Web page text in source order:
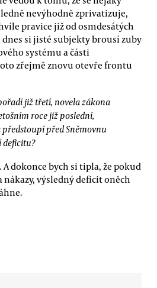
nevýhodně zprivatizuje,
pravice již od osmdesátých
si jisté subjekty brousí zuby
systému a části
zřejmě znovu otevře frontu
již třetí, novela zákona
roce již poslední,
předstoupí před Sněmovnu
deficitu?
dokonce bych si tipla, že pokud
výsledný deficit oněch